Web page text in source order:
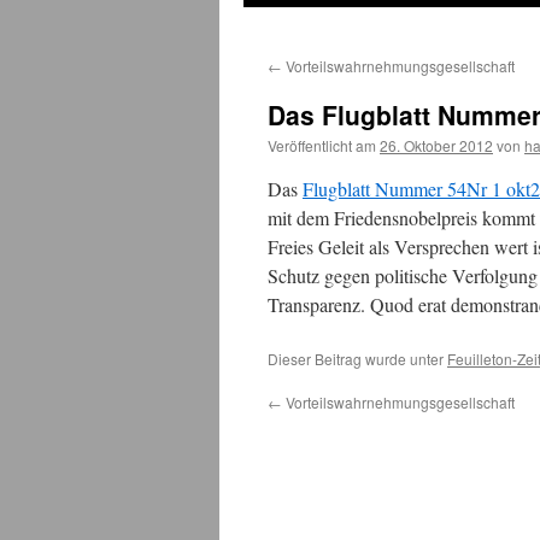
← Vorteilswahrnehmungsgesellschaft
Das Flugblatt
Veröffentlicht am 26. Oktober 2012 von
DasFlugblatt Nummer 54Nr 1
mit dem Friedensnobelpreis
Freies Geleit als Versprechen
Schutz gegen politische
Transparenz. Quod erat
Dieser Beitrag wurde unter Feuilleton-
← Vorteilswahrnehmungsgesellschaft